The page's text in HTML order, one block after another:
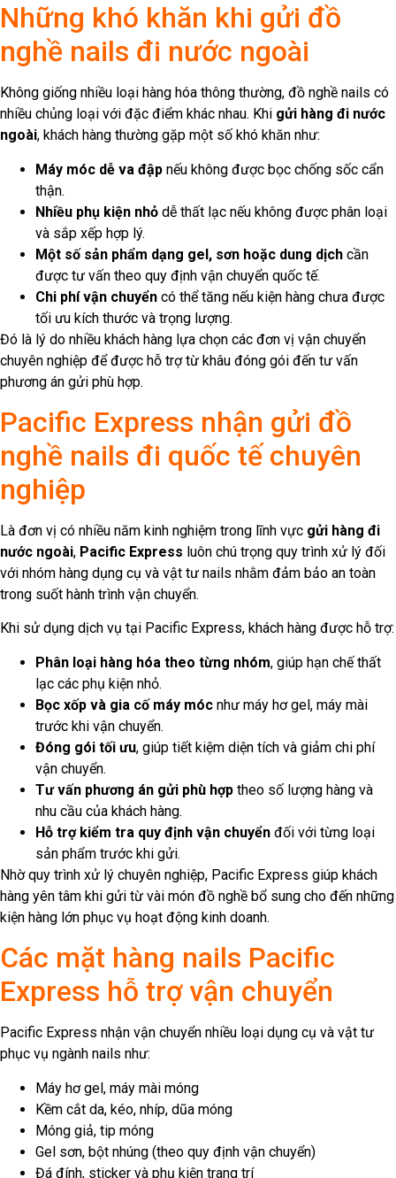
Những khó khăn khi gửi đồ
nghề nails đi nước ngoài
Không giống nhiều loại hàng hóa thông thường, đồ nghề nails có
nhiều chủng loại với đặc điểm khác nhau. Khi gửi hàng đi nước
ngoài, khách hàng thường gặp một số khó khăn như:
Máy móc dễ va đập nếu không được bọc chống sốc cẩn
thận.
Nhiều phụ kiện nhỏ dễ thất lạc nếu không được phân loại
và sắp xếp hợp lý.
Một số sản phẩm dạng gel, sơn hoặc dung dịch cần
được tư vấn theo quy định vận chuyển quốc tế.
Chi phí vận chuyển có thể tăng nếu kiện hàng chưa được
tối ưu kích thước và trọng lượng.
Đó là lý do nhiều khách hàng lựa chọn các đơn vị vận chuyển
chuyên nghiệp để được hỗ trợ từ khâu đóng gói đến tư vấn
phương án gửi phù hợp.
Pacific Express nhận gửi đồ
nghề nails đi quốc tế chuyên
nghiệp
Là đơn vị có nhiều năm kinh nghiệm trong lĩnh vực gửi hàng đi
nước ngoài, Pacific Express luôn chú trọng quy trình xử lý đối
với nhóm hàng dụng cụ và vật tư nails nhằm đảm bảo an toàn
trong suốt hành trình vận chuyển.
Khi sử dụng dịch vụ tại Pacific Express, khách hàng được hỗ trợ:
Phân loại hàng hóa theo từng nhóm, giúp hạn chế thất
lạc các phụ kiện nhỏ.
Bọc xốp và gia cố máy móc như máy hơ gel, máy mài
trước khi vận chuyển.
Đóng gói tối ưu, giúp tiết kiệm diện tích và giảm chi phí
vận chuyển.
Tư vấn phương án gửi phù hợp theo số lượng hàng và
nhu cầu của khách hàng.
Hỗ trợ kiểm tra quy định vận chuyển đối với từng loại
sản phẩm trước khi gửi.
Nhờ quy trình xử lý chuyên nghiệp, Pacific Express giúp khách
hàng yên tâm khi gửi từ vài món đồ nghề bổ sung cho đến những
kiện hàng lớn phục vụ hoạt động kinh doanh.
Các mặt hàng nails Pacific
Express hỗ trợ vận chuyển
Pacific Express nhận vận chuyển nhiều loại dụng cụ và vật tư
phục vụ ngành nails như:
Máy hơ gel, máy mài móng
Kềm cắt da, kéo, nhíp, dũa móng
Móng giả, tip móng
Gel sơn, bột nhúng (theo quy định vận chuyển)
Đá đính, sticker và phụ kiện trang trí